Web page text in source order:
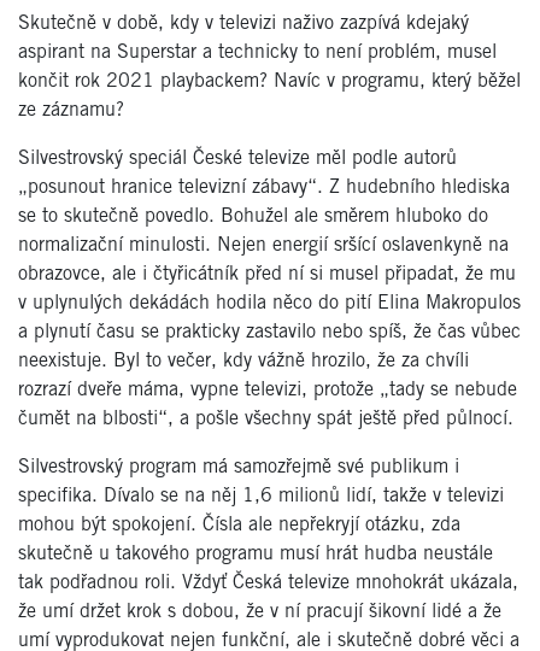
Skutečně v době, kdy v televizi naživo zazpívá kdejaký
aspirant na Superstar a technicky to není problém, musel
končit rok 2021 playbackem? Navíc v programu, který běžel
ze záznamu?
Silvestrovský speciál České televize měl podle autorů
„posunout hranice televizní zábavy“. Z hudebního hlediska
se to skutečně povedlo. Bohužel ale směrem hluboko do
normalizační minulosti. Nejen energií sršící oslavenkyně na
obrazovce, ale i čtyřicátník před ní si musel připadat, že mu
v uplynulých dekádách hodila něco do pití Elina Makropulos
a plynutí času se prakticky zastavilo nebo spíš, že čas vůbec
neexistuje. Byl to večer, kdy vážně hrozilo, že za chvíli
rozrazí dveře máma, vypne televizi, protože „tady se nebude
čumět na blbosti“, a pošle všechny spát ještě před půlnocí.
Silvestrovský program má samozřejmě své publikum i
specifika. Dívalo se na něj 1,6 milionů lidí, takže v televizi
mohou být spokojení. Čísla ale nepřekryjí otázku, zda
skutečně u takového programu musí hrát hudba neustále
tak podřadnou roli. Vždyť Česká televize mnohokrát ukázala,
že umí držet krok s dobou, že v ní pracují šikovní lidé a že
umí vyprodukovat nejen funkční, ale i skutečně dobré věci a